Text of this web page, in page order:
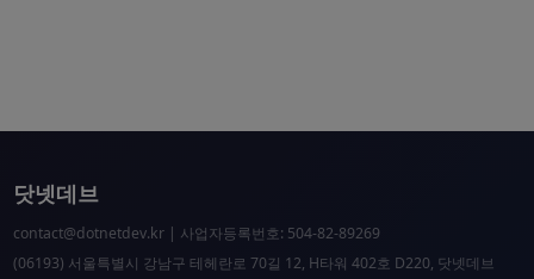
닷넷데브
contact@dotnetdev.kr| 사업자등록번호: 504-82-89269
(06193) 서울특별시 강남구 테헤란로 70길 12, H타워 402호 D220, 닷넷데브